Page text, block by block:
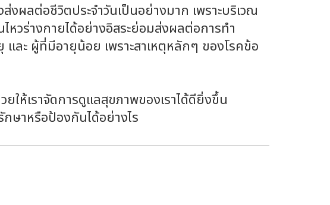
ผลต่อชีวิตประจำวันเป็นอย่างมาก เพราะบริเวณ
หวร่างกายได้อย่างอิสระย่อมส่งผลต่อการทำ
และ ผู้ที่มีอายุน้อย เพราะสาเหตุหลักๆ ของโรคข้อ
ให้เราจัดการดูแลสุขภาพของเราได้ดียิ่งขึ้น
ษาหรือป้องกันได้อย่างไร